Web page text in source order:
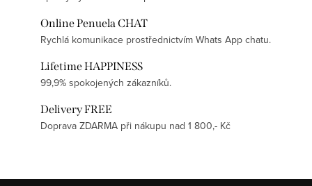
Online Penuela CHAT
Rychlá komunikace prostřednictvím Whats App chatu.
Lifetime HAPPINESS
99,9% spokojených zákazníků.
Delivery FREE
Doprava ZDARMA při nákupu nad 1 800,- Kč